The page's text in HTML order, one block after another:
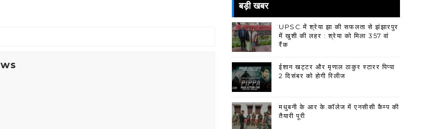
बड़ी खबर
UPSC में श्रेया झा की सफलता से झंझारपुर
में खुशी की लहर : श्रेया को मिला 357 वां
रैंक
ईशान खट्टर और मृणाल ठाकुर स्टारर पिप्पा
2 दिसंबर को होगी रिलीज
मधुबनी के आर के.कॉलेज में एनसीसी कैम्प की
तैयारी पूरी